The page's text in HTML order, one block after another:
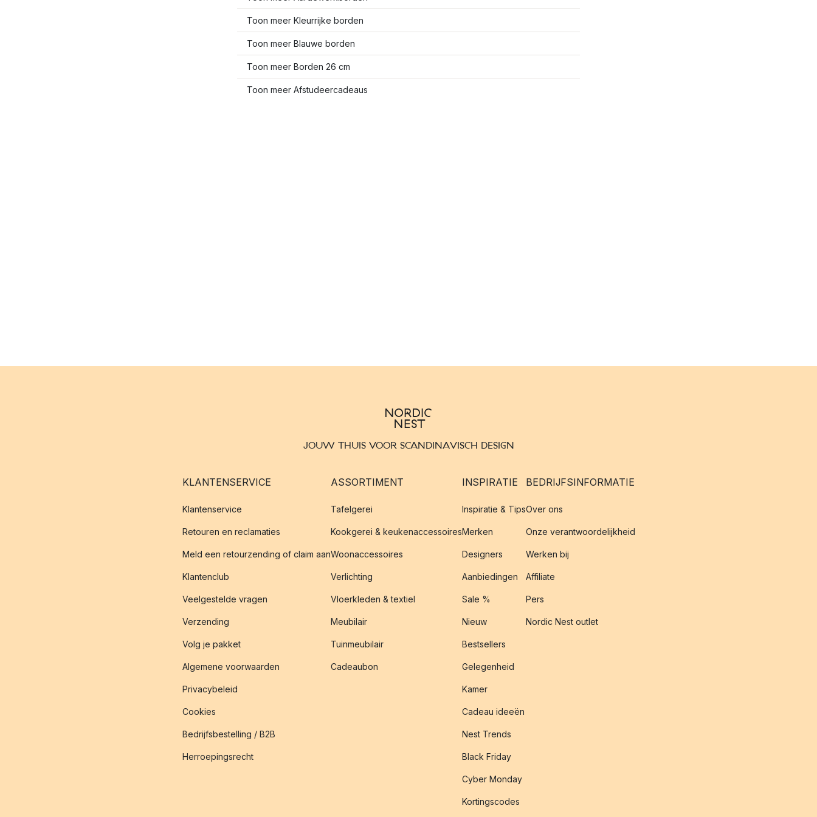
Toon meer Kleurrijke borden
Toon meer Blauwe borden
Toon meer Borden 26 cm
Toon meer Afstudeercadeaus
JOUW THUIS VOOR SCANDINAVISCH DESIGN
KLANTENSERVICE
Klantenservice
Retouren en reclamaties
Meld een retourzending of claim aan
Klantenclub
Veelgestelde vragen
Verzending
Volg je pakket
Algemene voorwaarden
Privacybeleid
Cookies
Bedrijfsbestelling / B2B
Herroepingsrecht
ASSORTIMENT
Tafelgerei
Kookgerei & keukenaccessoires
Woonaccessoires
Verlichting
Vloerkleden & textiel
Meubilair
Tuinmeubilair
Cadeaubon
INSPIRATIE
Inspiratie & Tips
Merken
Designers
Aanbiedingen
Sale %
Nieuw
Bestsellers
Gelegenheid
Kamer
Cadeau ideeën
Nest Trends
Black Friday
Cyber Monday
Kortingscodes
BEDRIJFSINFORMATIE
Over ons
Onze verantwoordelijkheid
Werken bij
Affiliate
Pers
Nordic Nest outlet